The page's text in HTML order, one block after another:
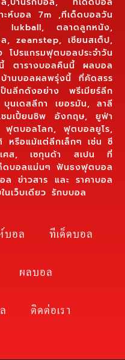
ะห์บอล 7m ,ทีเด็ดบอลวัน
lukball, ตลาดลูกหนัง,
, zeanstep, เซียนสเต็ป,
ปรแกรมฟุตบอลประจำวัน
ตารางบอลคืนนี้ ผลบอล
นบอลผลพรุ่งนี้ ที่คัดสรร
ป็นลีกดังอย่าง พรีเมียร์ลีก
นเดสลีกา เยอรมัน, ลาลี
มเปี้ยนชิพ อังกฤษ, ยูฟ่า
ฟุตบอลโลก, ฟุตบอลยูโร,
หรือแม้แต่ลีกเล็กๆ เช่น ซี
ศส, เซกุนด้า สเปน ที่
ดบอลแม่นๆ ฟันธงฟุตบอล
ล ข่าวสาร และ ราคาบอล
เว็บเดียว รักบบอล
บอล
ทีเด็ดบอล
ผลบอล
ติดต่อเรา